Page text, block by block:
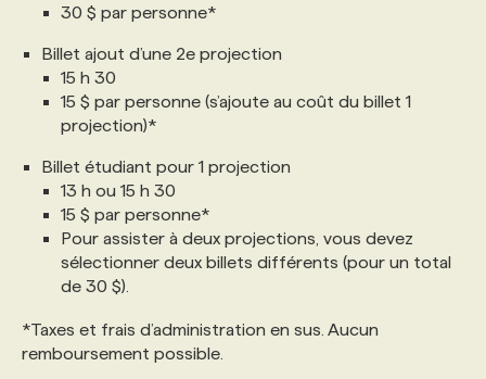
30 $ par personne*
Billet ajout d’une 2e projection
15 h 30
15 $ par personne (s’ajoute au coût du billet 1
projection)*
Billet étudiant pour 1 projection
13 h ou 15 h 30
15 $ par personne*
Pour assister à deux projections, vous devez
sélectionner deux billets différents (pour un total
de 30 $).
*Taxes et frais d’administration en sus. Aucun
remboursement possible.